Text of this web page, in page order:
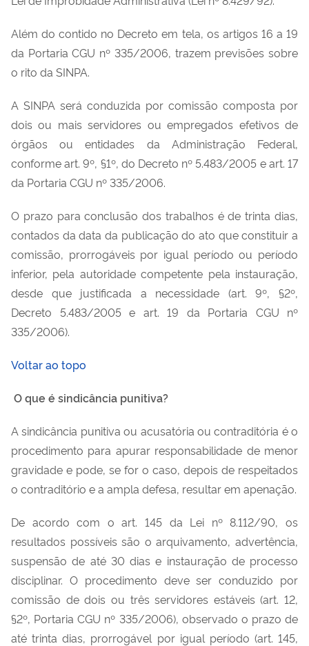
Além do contido no Decreto em tela, os artigos 16 a 19
da Portaria CGU nº 335/2006, trazem previsões sobre
o rito da SINPA.
A SINPA será conduzida por comissão composta por
dois ou mais servidores ou empregados efetivos de
órgãos ou entidades da Administração Federal,
conforme art. 9º, §1º, do Decreto nº 5.483/2005 e art. 17
da Portaria CGU nº 335/2006.
O prazo para conclusão dos trabalhos é de trinta dias,
contados da data da publicação do ato que constituir a
comissão, prorrogáveis por igual período ou período
inferior, pela autoridade competente pela instauração,
desde que justificada a necessidade (art. 9º, §2º,
Decreto 5.483/2005 e art. 19 da Portaria CGU nº
335/2006).
Voltar ao topo
O que é sindicância punitiva?
A sindicância punitiva ou acusatória ou contraditória é o
procedimento para apurar responsabilidade de menor
gravidade e pode, se for o caso, depois de respeitados
o contraditório e a ampla defesa, resultar em apenação.
De acordo com o art. 145 da Lei nº 8.112/90, os
resultados possíveis são o arquivamento, advertência,
suspensão de até 30 dias e instauração de processo
disciplinar. O procedimento deve ser conduzido por
comissão de dois ou três servidores estáveis (art. 12,
§2º, Portaria CGU nº 335/2006), observado o prazo de
até trinta dias, prorrogável por igual período (art. 145,